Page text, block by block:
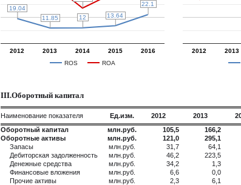
ROS ROA
2012 2013 2014 2015 2016
19.04
19.04
11.85
11.85 12
12 13.64
13.64
22.1
22.1
2012 2013
III.Оборотный капитал
Наименование показателя Ед.изм. 2012 2013
Оборотный капитал
млн.руб. 105,5 166,2
Оборотные активы
млн.руб. 121,0 295,1
Запасы
млн.руб. 31,7 64,1
Дебиторская задолженность
млн.руб. 46,2 223,5
Денежные средства
млн.руб. 34,2 1,3
Финансовые вложения
млн.руб. 6,6 0,0
Прочие активы
млн.руб. 2,3 6,1